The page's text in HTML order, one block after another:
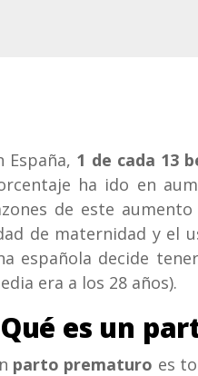
España, 1 de cada 13
ha ido en
de este
de maternidad y el
española decide
era a los 28 años).
es un
parto prematuro es